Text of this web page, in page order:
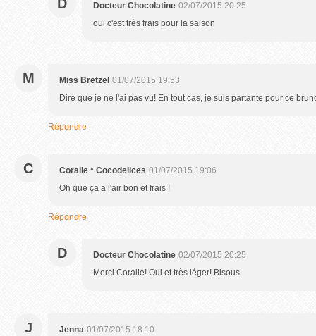
D Docteur Chocolatine 02/07/2015 20:25
oui c'est très frais pour la saison
M Miss Bretzel 01/07/2015 19:53
Dire que je ne l'ai pas vu! En tout cas, je suis partante pour ce
Répondre
C Coralie * Cocodelices 01/07/2015 19:06
Oh que ça a l'air bon et frais !
Répondre
D Docteur Chocolatine 02/07/2015 20:25
Merci Coralie! Oui et très léger! Bisous
J Jenna 01/07/2015 18:10